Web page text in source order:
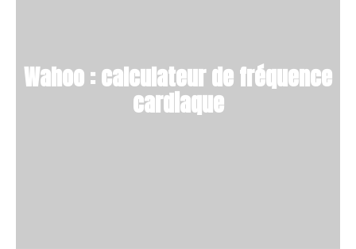
Wahoo : calculateur de fréquence
cardiaque